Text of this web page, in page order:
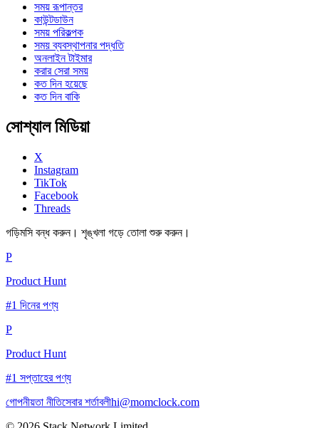
সময় রূপান্তর
কাউন্টডাউন
সময় পরিকল্পক
সময় ব্যবস্থাপনার পদ্ধতি
অনলাইন টাইমার
করার সেরা সময়
কত দিন হয়েছে
কত দিন বাকি
সোশ্যাল মিডিয়া
X
Instagram
TikTok
Facebook
Threads
গড়িমসি বন্ধ করুন। শৃঙ্খলা গড়ে তোলা শুরু করুন।
P
Product Hunt
#1 দিনের পণ্য
P
Product Hunt
#1 সপ্তাহের পণ্য
গোপনীয়তা নীতিসেবার শর্তাবলীhi@momclock.com